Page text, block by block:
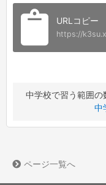
URLコピー
https://
中学校で習う範囲の
中
ページ一覧へ